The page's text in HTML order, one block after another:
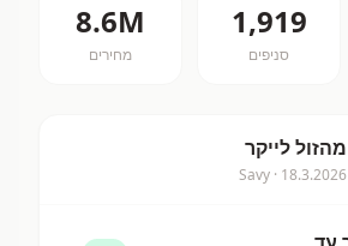
1,919
סניפים
8.6M
מחירים
לייקר
18.3.2026